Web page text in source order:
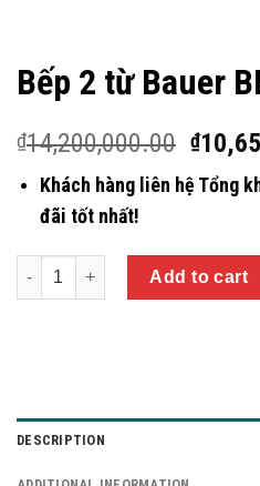
Bếp 2 từ Bauer
₫14,200,000.00 ₫
Khách hàng liên hệ Tổng
đãi tốt nhất!
Quantity
Add to cart
DESCRIPTION